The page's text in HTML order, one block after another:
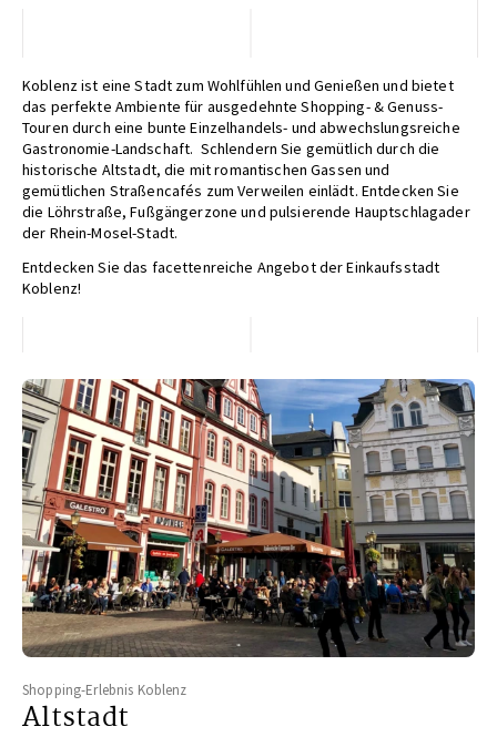
Koblenz ist eine Stadt zum Wohlfühlen und Genießen und bietet
das perfekte Ambiente für ausgedehnte Shopping- & Genuss-
Touren durch eine bunte Einzelhandels- und abwechslungsreiche
Gastronomie-Landschaft. Schlendern Sie gemütlich durch die
historische Altstadt, die mit romantischen Gassen und
gemütlichen Straßencafés zum Verweilen einlädt. Entdecken Sie
die Löhrstraße, Fußgängerzone und pulsierende Hauptschlagader
der Rhein-Mosel-Stadt.
Entdecken Sie das facettenreiche Angebot der Einkaufsstadt
Koblenz!
Shopping-Erlebnis Koblenz
Altstadt